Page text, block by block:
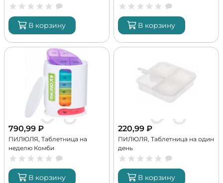
В корзину В корзину
790,99 ₽
ПИЛЮЛЯ, Таблетница на
неделю Комби
В корзину
220,99 ₽
ПИЛЮЛЯ, Таблетница на один
день
В корзину